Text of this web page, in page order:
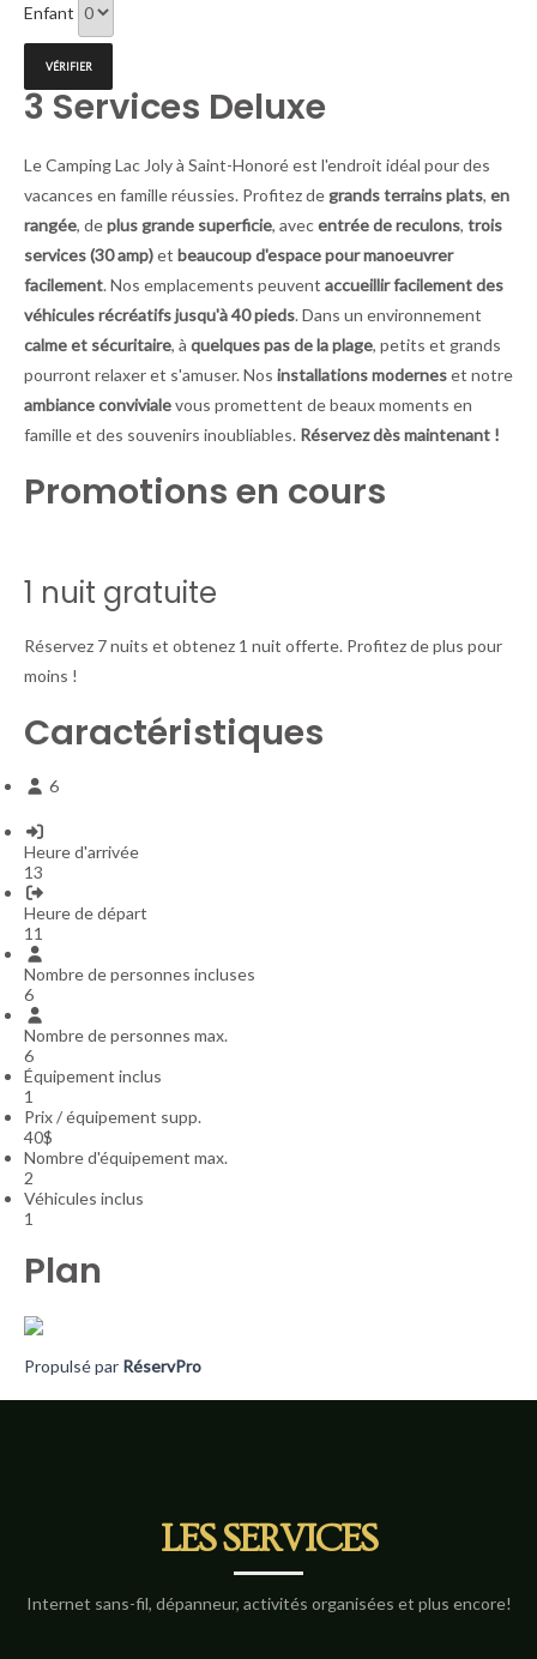
Enfant
3 Services Deluxe
Le Camping Lac Joly à Saint-Honoré est l'endroit idéal pour des
vacances en famille réussies. Profitez degrands terrains plats, en
rangée, deplus grande superficie, avecentrée de reculons, trois
services (30 amp)et beaucoup d'espace pour manoeuvrer
facilement. Nos emplacements peuvent accueillir facilement des
véhicules récréatifs jusqu'à 40 pieds. Dans un environnement
calme et sécuritaire, à quelques pas de la plage, petits et grands
pourront relaxer et s'amuser. Nos installations moderneset notre
ambiance convivialevous promettent de beaux moments en
famille et des souvenirs inoubliables. Réservez dès maintenant !
Promotions en cours
1 nuit gratuite
Réservez 7 nuits et obtenez 1 nuit offerte. Profitez de plus pour
moins !
Caractéristiques
6
Heure d'arrivée
13
Heure de départ
11
Nombre de personnes incluses
6
Nombre de personnes max.
6
Équipement inclus
1
Prix / équipement supp.
40$
Nombre d'équipement max.
2
Véhicules inclus
1
Plan
Propulsé par RéservPro
LES SERVICES
Internet sans-fil, dépanneur, activités organisées et plus encore!